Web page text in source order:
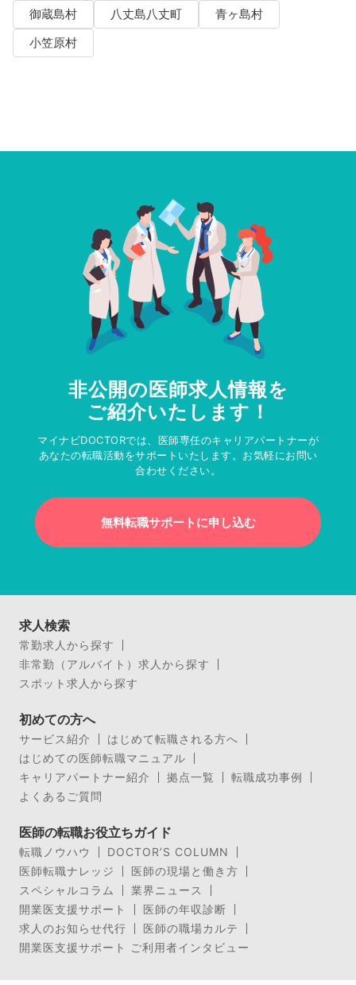
御蔵島村
八丈島八丈町
青ヶ島村
小笠原村
非公開の医師求人情報を
ご紹介いたします！
マイナビDOCTORでは、医師専任のキャリアパートナーが
あなたの転職活動をサポートいたします。お気軽にお問い
合わせください。
無料転職サポートに申し込む
求人検索
常勤求人から探す
非常勤（アルバイト）求人から探す
スポット求人から探す
初めての方へ
サービス紹介
はじめて転職される方へ
はじめての医師転職マニュアル
キャリアパートナー紹介
拠点一覧
転職成功事例
よくあるご質問
医師の転職お役立ちガイド
転職ノウハウ
DOCTOR’S COLUMN
医師転職ナレッジ
医師の現場と働き方
スペシャルコラム
業界ニュース
開業医支援サポート
医師の年収診断
求人のお知らせ代行
医師の職場カルテ
開業医支援サポート ご利用者インタビュー